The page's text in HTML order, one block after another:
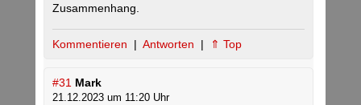
Zusammenhang.
Kommentieren | Antworten | ⇑ Top
#31 Mark
21.12.2023 um 11:20 Uhr